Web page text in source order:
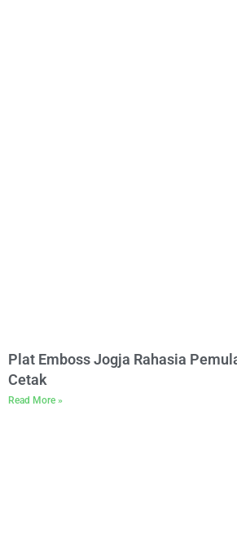
Plat Emboss Jogja Rahasia
Cetak
Read More »